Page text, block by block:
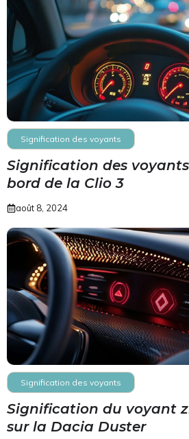
Signification des voyants
Signification des
bord de la Clio 3
août 8, 2024
Signification des voyants
Signification du voyant
sur la Dacia Duster